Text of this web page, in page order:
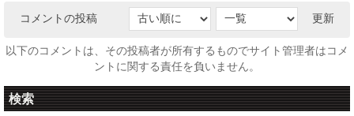
コメントの投稿 更新
以下のコメントは、その投稿者が所有するものでサイト管理者はコメ
ントに関する責任を負いません。
検索